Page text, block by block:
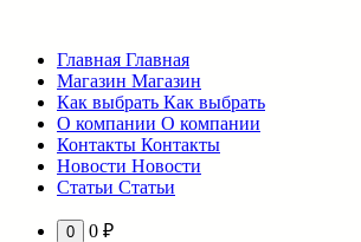
содержимому
Главная Главная
Магазин Магазин
Как выбрать Как выбрать
О компании О компании
Контакты Контакты
Новости Новости
Статьи Статьи
0 0 ₽